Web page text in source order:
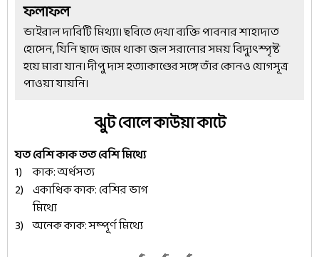
ফলাফল
ভাইরাল দাবিটি মিথ্যা। ছবিতে দেখা ব্যক্তি পাবনার শাহাদাত
হোসেন, যিনি ছাদে জমে থাকা জল সরানোর সময় বিদ্যুৎস্পৃষ্ট
হয়ে মারা যান। দীপু দাস হত্যাকাণ্ডের সঙ্গে তাঁর কোনও যোগসূত্র
পাওয়া যায়নি।
ঝুট বোলে কাউয়া কাটে
যত বেশি কাক তত বেশি মিথ্যে
কাক: অর্ধসত্য
একাধিক কাক: বেশির ভাগ
মিথ্যে
অনেক কাক: সম্পূর্ণ মিথ্যে